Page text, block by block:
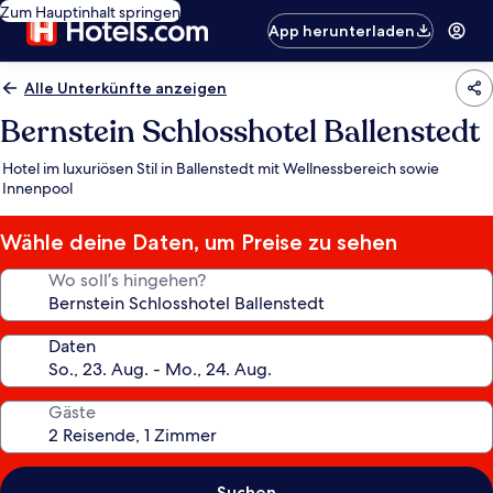
Zum Hauptinhalt springen
App herunterladen
Alle Unterkünfte anzeigen
Bernstein Schlosshotel Ballenstedt
Hotel im luxuriösen Stil in Ballenstedt mit Wellnessbereich sowie
Innenpool
Wähle deine Daten, um Preise zu sehen
Wo soll’s hingehen?
Daten
Gäste